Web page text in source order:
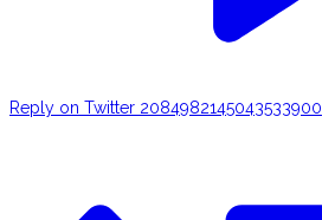
Reply on Twitter 2084982145043533900